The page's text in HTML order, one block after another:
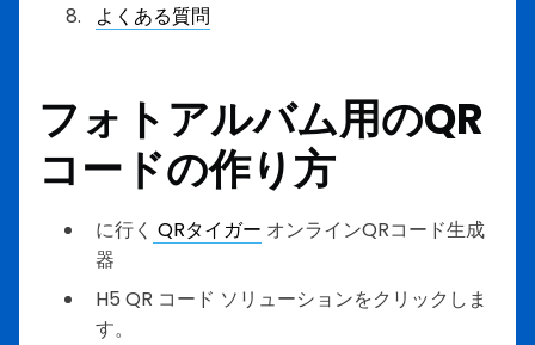
よくある質問
フォトアルバム用のQR
コードの作り方
に行く QRタイガー オンラインQRコード生成
器
H5 QR コード ソリューションをクリックしま
す。